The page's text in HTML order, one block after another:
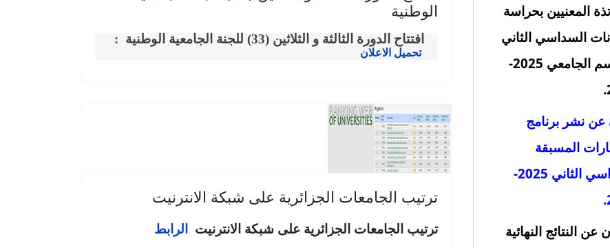
المعنيين بحراسة
السداسي الثاني
للموسم الجامعي 2025-
عن نشر برنامج
المسبقة
السداسي الثاني 2025-
عن النتائج النهائية
الوطنية
افتتاح الدورة الثالثة و الثلاثين (33) للجنة الجامعية الوطنية :
تحميل الاعلان
ترتيب الجامعات الجزائرية على شبكة الانترنيت
ترتيب الجامعات الجزائرية على شبكة الانترنيت الرابط